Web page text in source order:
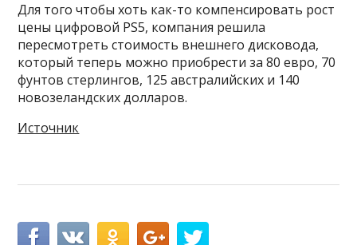
Для того чтобы хоть как-то компенсировать рост
цены цифровой PS5, компания решила
пересмотреть стоимость внешнего дисковода,
который теперь можно приобрести за 80 евро, 70
фунтов стерлингов, 125 австралийских и 140
новозеландских долларов.
Источник